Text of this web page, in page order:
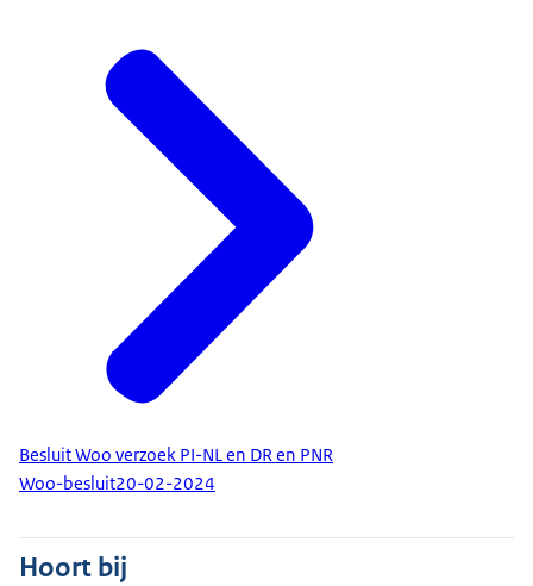
Besluit Woo verzoek PI-NL en DR en PNR
Woo-besluit20-02-2024
Hoort bij